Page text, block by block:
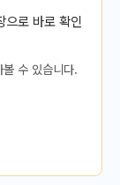
으로 바로 확인
수 있습니다.